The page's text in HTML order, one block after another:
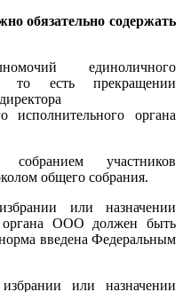
обязательно содержать
единоличного
то есть прекращении
исполнительного органа
участников
общего собрания.
или назначении
органа ООО должен быть
введена Федеральным
или назначении